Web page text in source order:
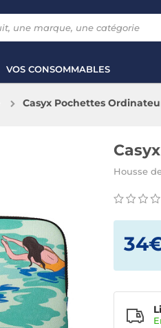
VOS CONSOMMABLES
Casyx Pochettes
Housse